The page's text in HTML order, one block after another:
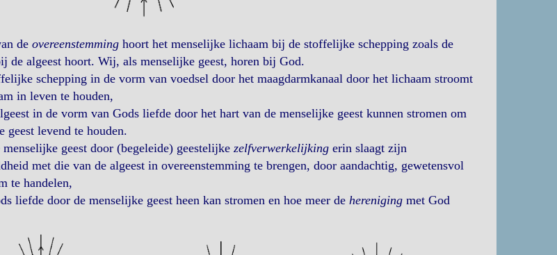
de overeenstemminghoort het menselijke lichaam bij de stoffelijke schepping zoals de
de algeest hoort. Wij, als menselijke geest, horen bij God.
schepping in de vorm van voedsel door het maagdarmkanaal door het lichaam stroomt
in leven te houden,
in de vorm van Gods liefde door het hart van de menselijke geest kunnen stromen om
geest levend te houden.
menselijke geest door (begeleide) geestelijke zelfverwerkelijkingerin slaagt zijn
met die van de algeest in overeenstemming te brengen, door aandachtig, gewetensvol
te handelen,
liefde door de menselijke geest heen kan stromen en hoe meer de herenigingmet God